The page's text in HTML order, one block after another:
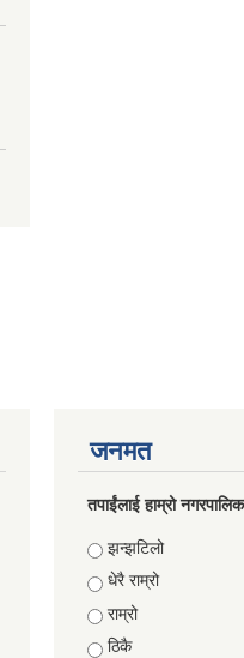
जनमत
तपाईंलाई हाम्रो
Choices
झन्झटिलो
धेरै राम्रो
राम्रो
ठिकै